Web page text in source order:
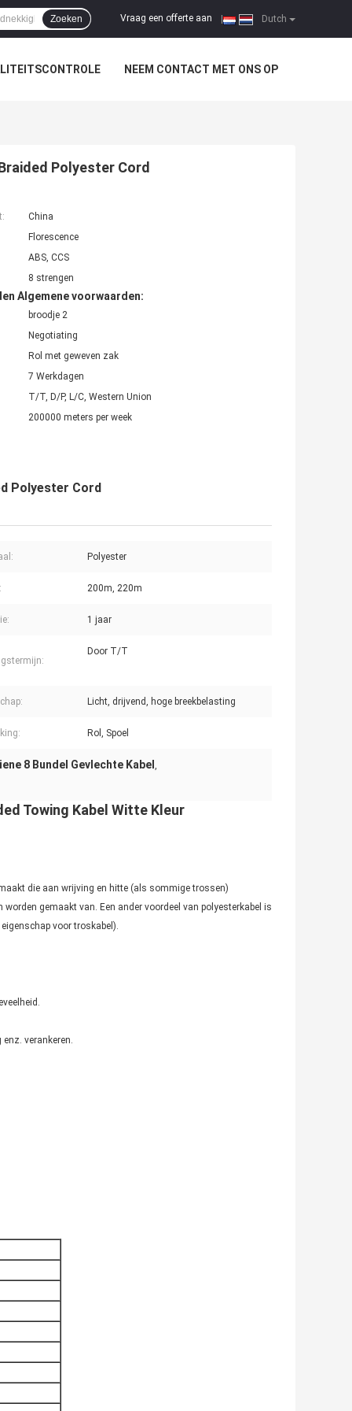
Dutch
Vraag een offerte aan
Zoeken
NEEM CONTACT MET ONS OP
Polyester Cord
China
Florescence
ABS, CCS
8 strengen
Algemene voorwaarden:
broodje 2
Negotiating
Rol met geweven zak
7 Werkdagen
T/T, D/P, L/C, Western Union
200000 meters per week
Polyester Cord
Polyester
200m, 220m
1 jaar
Door T/T
Licht, drijvend, hoge breekbelasting
Rol, Spoel
8 Bundel Gevlechte Kabel ,
Towing Kabel Witte Kleur
die aan wrijving en hitte (als sommige trossen)
gemaakt van. Een ander voordeel van polyesterkabel is
voor troskabel).
verankeren.